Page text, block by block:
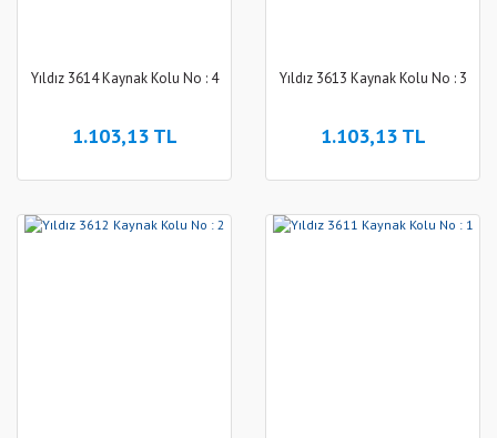
Yıldız 3614 Kaynak Kolu No : 4
1.103,13 TL
Yıldız 3613 Kaynak Kolu No : 3
1.103,13 TL